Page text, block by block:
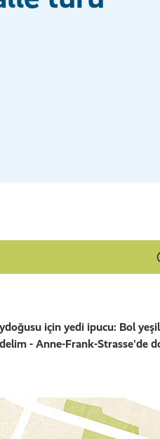
için yedi ipucu: Bol
- Anne-Frank-Strasse'de